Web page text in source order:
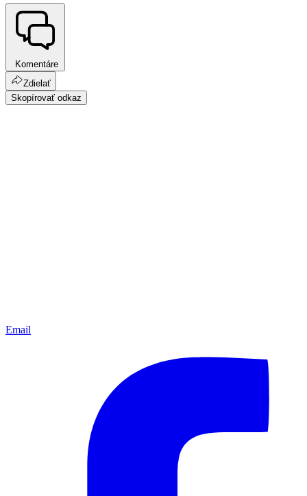
Komentáre
Zdielať
Skopírovať odkaz
Email